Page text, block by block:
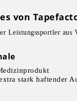
von
Leistungssportler aus
stark haftender